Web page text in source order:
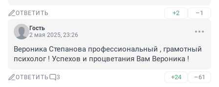
ОТВЕТИТЬ +2 –1
Гость
2 мая 2025, 23:26
Вероника Степанова профессиональный , грамотный
психолог ! Успехов и процветания Вам Вероника !
ОТВЕТИТЬ 3 +24 –61